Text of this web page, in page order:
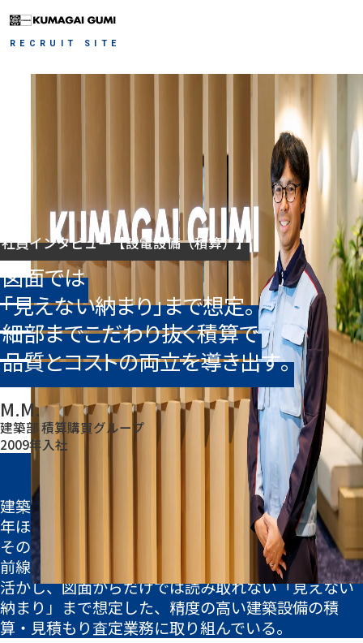
RECRUIT SITE
会社紹介（ヒストリー）
サステナビリティの取り組み
職種紹介
実績
社員インタビュー
若手社員座談会
働き方を知る
福利厚生
人材育成
ダイバーシティ
従業員データ
採用情報
人事部長・採用担当者のメッセージ
募集要項・FAQ
リクルート活動における活動規範について
インターンシップ・セミナー情報
2028卒エントリーはこちら
2027卒エントリーはこちら
社員インタビュー【設電設備（積算）】
図面では
「見えない納まり」まで想定。
細部までこだわり抜く積算で
品質とコストの両立を導き出す。
M.M.
建築部 積算購買グループ
2009年入社
経歴
建築学科出身。設備施工管理として入社し、現場で4
年ほど経験を積んだ後、積算購買グループへ異動。
その後、2年間にわたり再び現場へ赴任し、施工の最
前線を経験して積算に復帰した。現在は現場経験を
活かし、図面からだけでは読み取れない「見えない
納まり」まで想定した、精度の高い建築設備の積
算・見積もり査定業務に取り組んでいる。